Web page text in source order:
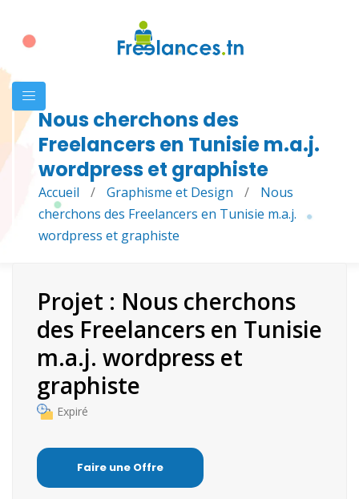
Nous cherchons des
Freelancers en Tunisie m.a.j.
wordpress et graphiste
Accueil / Graphisme et Design /
Nous
cherchons des Freelancers en Tunisie m.a.j.
wordpress et graphiste
Projet : Nous cherchons
des Freelancers en Tunisie
m.a.j. wordpress et
graphiste
Expiré
Faire une Offre